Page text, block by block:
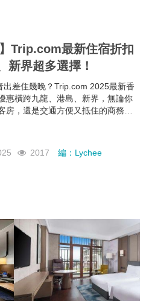
Trip.com最新住宿折扣
新界超多選擇！
差住幾晚？Trip.com 2025最新香
惠橫跨九龍、港島、新界，無論你
，還是交通方便又抵住的商務型
2017 編：Lychee